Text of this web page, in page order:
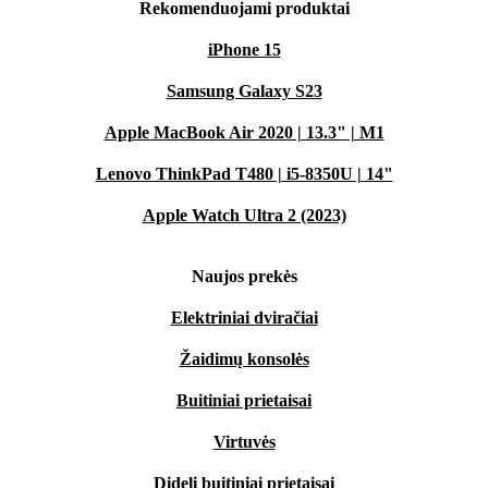
Rekomenduojami produktai
iPhone 15
Samsung Galaxy S23
Apple MacBook Air 2020 | 13.3" | M1
Lenovo ThinkPad T480 | i5-8350U | 14"
Apple Watch Ultra 2 (2023)
Naujos prekės
Elektriniai dviračiai
Žaidimų konsolės
Buitiniai prietaisai
Virtuvės
Dideli buitiniai prietaisai